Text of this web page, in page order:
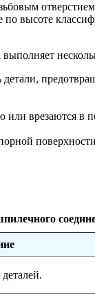
высоте
врезаются в